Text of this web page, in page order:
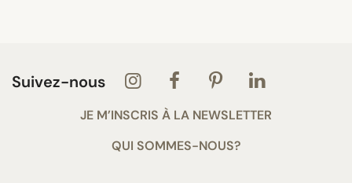
Suivez-nous
JE M’INSCRIS À LA NEWSLETTER
QUI SOMMES-NOUS?